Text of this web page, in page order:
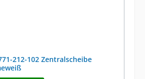
212-102 Zentralscheibe